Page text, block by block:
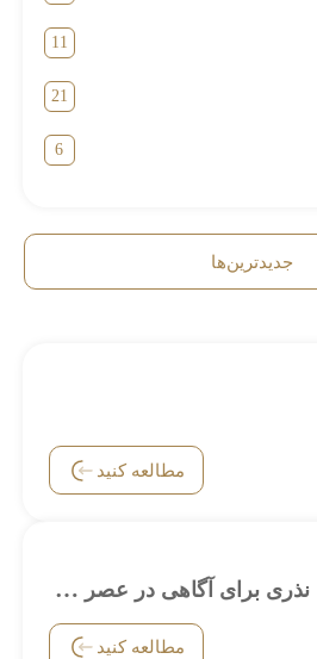
11
21
6
جدیدترین‌ها
مطالعه کنید
نذر سواد رسانه‌ای؛ نذری برای آگاهی در عصر رسانه
مطالعه کنید